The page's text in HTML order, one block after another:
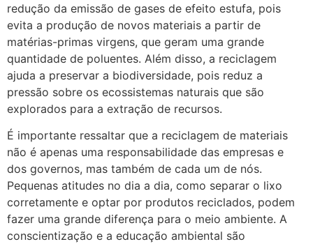
redução da emissão de gases de efeito estufa, pois
evita a produção de novos materiais a partir de
matérias-primas virgens, que geram uma grande
quantidade de poluentes. Além disso, a reciclagem
ajuda a preservar a biodiversidade, pois reduz a
pressão sobre os ecossistemas naturais que são
explorados para a extração de recursos.
É importante ressaltar que a reciclagem de materiais
não é apenas uma responsabilidade das empresas e
dos governos, mas também de cada um de nós.
Pequenas atitudes no dia a dia, como separar o lixo
corretamente e optar por produtos reciclados, podem
fazer uma grande diferença para o meio ambiente. A
conscientização e a educação ambiental são